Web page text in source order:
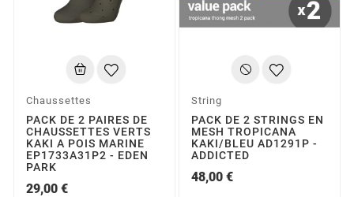
Chaussettes
PACK DE 2 PAIRES DE
CHAUSSETTES VERTS
KAKI A POIS MARINE
EP1733A31P2 - EDEN
PARK
29,00 €
String
PACK DE 2 STRINGS EN
MESH TROPICANA
KAKI/BLEU AD1291P -
ADDICTED
48,00 €